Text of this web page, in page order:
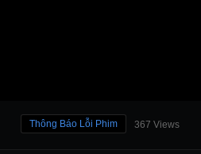
367 Views
Thông Báo Lỗi Phim